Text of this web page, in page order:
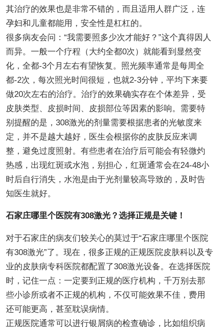
其治疗的效果也是非常不错的，而且适用人群广泛，连
孕妇和儿童都能用，安全性是杠杠的。
很多病友会问：“我需要照多少次才能好？”这个真得因人
而异。一般一个疗程（大约全都0次）就能看到显然变
化，全都-3个月左右有望恢复。照光频率通常是每周全
都-2次，每次照光时间很短，也就2-3分钟，平均下来要
做20次左右的治疗。治疗的效果确实存在个体差异，受
皮肤类型、皮损时间、皮损部位等因素的影响。需要特
别提醒的是，308激光的剂量需要根据患者的光敏度来
定，并不是越大越好，医生会根据你的皮肤反应来调
整，避免过度照射。有些患者在治疗后可能会有轻微灼
热感，出现红斑或水泡，别担心，红斑通常会在24-48小
时后自行消失，水泡是由于光剂量较高导致的，及时告
知医生就好。
石家庄哪里个医院有308激光？选择正规是关键！
对于石家庄的病友们较关心的莫过于“石家庄哪里个医院
有308激光”了。现在，很多正规的正规医院皮肤科以及专
业的皮肤病专科医院都配置了308激光设备。在选择医院
时，记住一点：一定要到正规的医疗机构，千万别去那
些小诊所或者不正规的机构，不仅可能效果不佳，费用
还可能更高，甚至耽误病情。
正规医院通常可以进行银屑病的检查确诊，比如组织病